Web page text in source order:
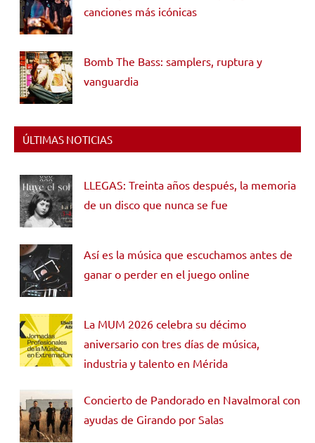
canciones más icónicas
Bomb The Bass: samplers, ruptura y
vanguardia
ÚLTIMAS NOTICIAS
LLEGAS: Treinta años después, la memoria
de un disco que nunca se fue
Así es la música que escuchamos antes de
ganar o perder en el juego online
La MUM 2026 celebra su décimo
aniversario con tres días de música,
industria y talento en Mérida
Concierto de Pandorado en Navalmoral con
ayudas de Girando por Salas